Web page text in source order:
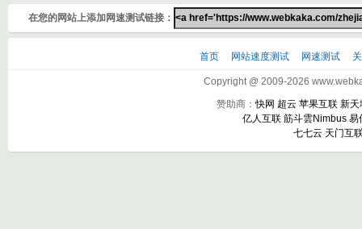
在您的网站上添加网速测试链接：
首页 网站速度测试 网速测试
Copyright @ 2009-2026
赞助商：快网 超云 苹果互联 新天
亿人互联 筋斗雲Nimbus 易
七七云 天门互